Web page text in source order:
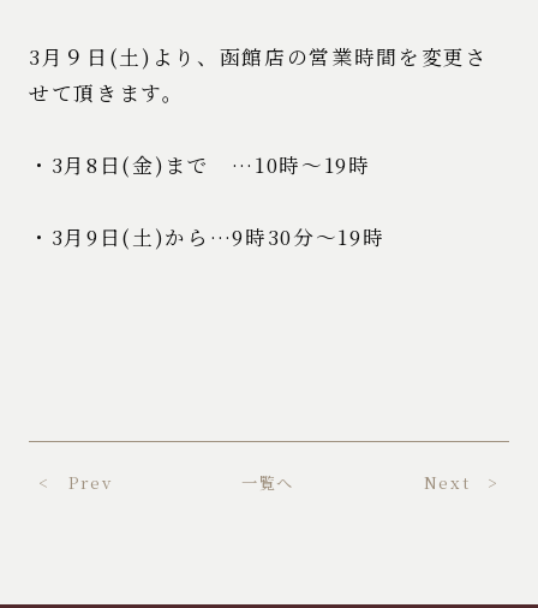
3月９日(土)より、函館店の営業時間を変更さ
せて頂きます。
・3月8日(金)まで …10時～19時
・3月9日(土)から…9時30分～19時
< Prev 一覧へ Next >